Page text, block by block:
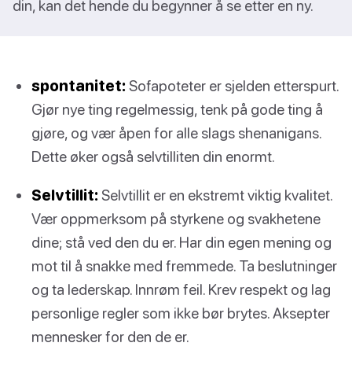
din, kan det hende du begynner å se etter en ny.
spontanitet: Sofapoteter er sjelden etterspurt.
Gjør nye ting regelmessig, tenk på gode ting å
gjøre, og vær åpen for alle slags shenanigans.
Dette øker også selvtilliten din enormt.
Selvtillit: Selvtillit er en ekstremt viktig kvalitet.
Vær oppmerksom på styrkene og svakhetene
dine; stå ved den du er. Har din egen mening og
mot til å snakke med fremmede. Ta beslutninger
og ta lederskap. Innrøm feil. Krev respekt og lag
personlige regler som ikke bør brytes. Aksepter
mennesker for den de er.